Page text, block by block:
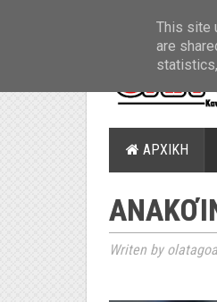
ΑΡΧΙΚΗ
Writen by
This site
are